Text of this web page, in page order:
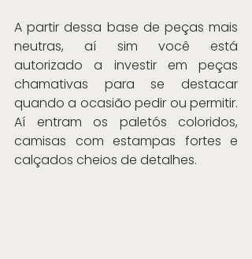
A partir dessa base de peças mais
neutras, aí sim você está
autorizado a investir em peças
chamativas para se destacar
quando a ocasião pedir ou permitir.
Aí entram os paletós coloridos,
camisas com estampas fortes e
calçados cheios de detalhes.